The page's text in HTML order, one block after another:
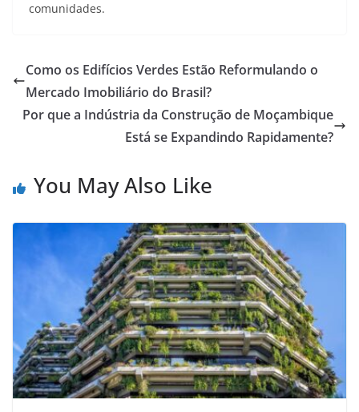
comunidades.
Como os Edifícios Verdes Estão Reformulando o
Mercado Imobiliário do Brasil?
Por que a Indústria da Construção de Moçambique
Está se Expandindo Rapidamente?
You May Also Like